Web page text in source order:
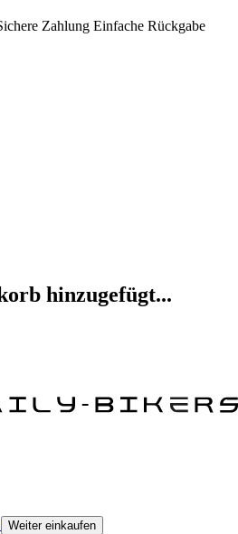
Zahlung Einfache Rückgabe
hinzugefügt...
Weiter einkaufen